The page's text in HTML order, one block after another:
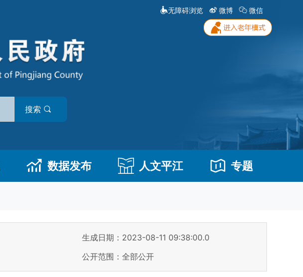
无障碍浏览 微博 微信
搜索
数据发布 人文平江 专题
生成日期：2023-08-11 09:38:00.0
公开范围：全部公开